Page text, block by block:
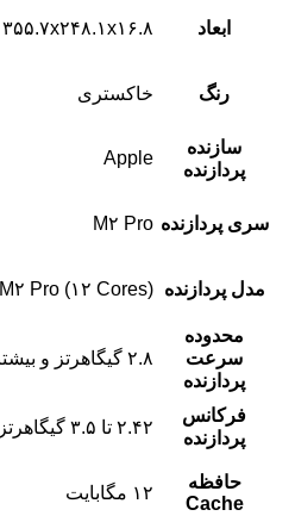
ابعاد ۳۵۵.۷x۲۴۸.۱x۱۶.۸ میلی‌متر
رنگ خاکستری
سازنده
پردازنده
Apple
سری پردازنده M۲ Pro
مدل پردازنده M۲ Pro (۱۲ Cores)
محدوده
سرعت
پردازنده
۲.۸ گیگاهرتز و بیشتر
فرکانس
پردازنده
۲.۴۲ تا ۳.۵ گیگاهرتز
حافظه
Cache
۱۲ مگابایت